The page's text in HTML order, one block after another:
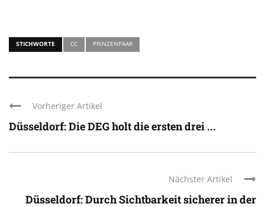
STICHWORTE CC PRINZENPAAR
Vorheriger Artikel
Düsseldorf: Die DEG holt die ersten drei ...
Nächster Artikel
Düsseldorf: Durch Sichtbarkeit sicherer in der